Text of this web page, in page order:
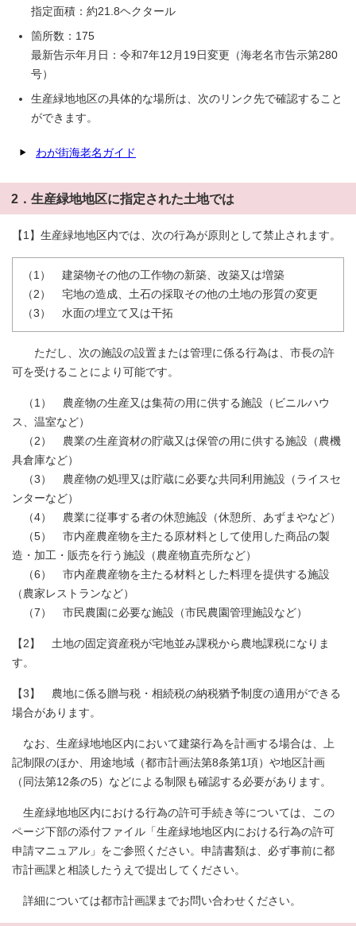
指定面積：約21.8ヘクタール
箇所数：175
最新告示年月日：令和7年12月19日変更（海老名市告示第280
号）
生産緑地地区の具体的な場所は、次のリンク先で確認すること
ができます。
わが街海老名ガイド
2．生産緑地地区に指定された土地では
【1】生産緑地地区内では、次の行為が原則として禁止されます。
（1） 建築物その他の工作物の新築、改築又は増築
（2） 宅地の造成、土石の採取その他の土地の形質の変更
（3） 水面の埋立て又は干拓
ただし、次の施設の設置または管理に係る行為は、市長の許
可を受けることにより可能です。
（1） 農産物の生産又は集荷の用に供する施設（ビニルハウ
ス、温室など）
（2） 農業の生産資材の貯蔵又は保管の用に供する施設（農機
具倉庫など）
（3） 農産物の処理又は貯蔵に必要な共同利用施設（ライスセ
ンターなど）
（4） 農業に従事する者の休憩施設（休憩所、あずまやなど）
（5） 市内産農産物を主たる原材料として使用した商品の製
造・加工・販売を行う施設（農産物直売所など）
（6） 市内産農産物を主たる材料とした料理を提供する施設
（農家レストランなど）
（7） 市民農園に必要な施設（市民農園管理施設など）
【2】 土地の固定資産税が宅地並み課税から農地課税になりま
す。
【3】 農地に係る贈与税・相続税の納税猶予制度の適用ができる
場合があります。
なお、生産緑地地区内において建築行為を計画する場合は、上
記制限のほか、用途地域（都市計画法第8条第1項）や地区計画
（同法第12条の5）などによる制限も確認する必要があります。
生産緑地地区内における行為の許可手続き等については、この
ページ下部の添付ファイル「生産緑地地区内における行為の許可
申請マニュアル」をご参照ください。申請書類は、必ず事前に都
市計画課と相談したうえで提出してください。
詳細については都市計画課までお問い合わせください。